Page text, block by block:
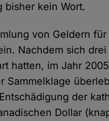
bisher kein Wort.
von Geldern
Nachdem sich
hatten, im Jahr
Sammelklage
der
Dollar